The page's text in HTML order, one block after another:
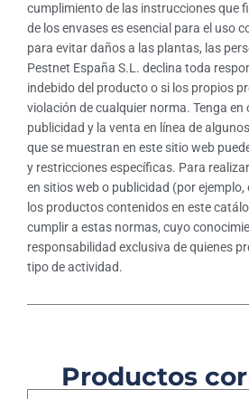
cumplimiento de las instrucciones que
de los envases es esencial para el uso
para evitar daños a las plantas, las
Pestnet España S.L. declina toda
indebido del producto o si los propios
violación de cualquier norma. Tenga en
publicidad y la venta en línea de
que se muestran en este sitio web
y restricciones específicas. Para
en sitios web o publicidad (por ejemplo,
los productos contenidos en este
cumplir a estas normas, cuyo
responsabilidad exclusiva de quienes
tipo de actividad.
Productos